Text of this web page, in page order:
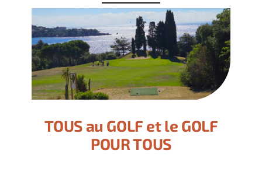
TOUS au GOLF et le GOLF
POUR TOUS